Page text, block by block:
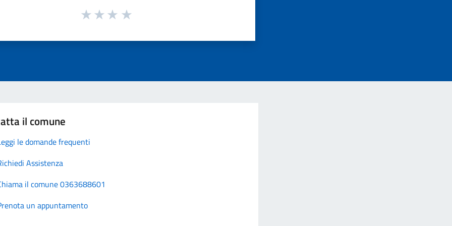
il comune
le domande frequenti
Assistenza
il comune 0363688601
un appuntamento